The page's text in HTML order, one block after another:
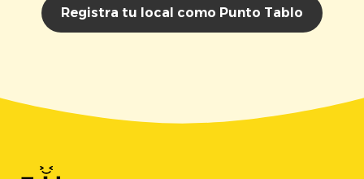
Registra tu local como Punto Tablo